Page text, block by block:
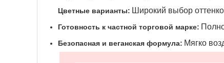
Цветные варианты: Широкий выбор
Готовность к частной торговой марке:
Безопасная и веганская формула: Мягко